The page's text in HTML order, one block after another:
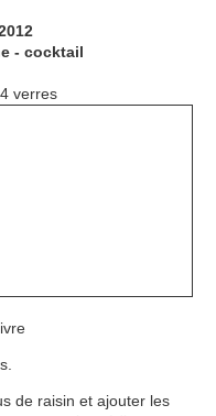
verres
de raisin et ajouter les